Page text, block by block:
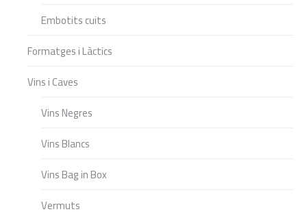
Embotits cuits
Formatges i Làctics
Vins i Caves
Vins Negres
Vins Blancs
Vins Bag in Box
Vermuts